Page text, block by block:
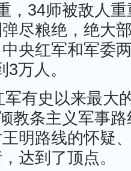
，34师被敌人
尽粮绝，绝大
央红军和军委
万人。
有史以来最大
教条主义军事
明路线的怀疑
达到了顶点。